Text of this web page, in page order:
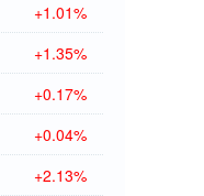
+1.01%
+1.35%
+0.17%
+0.04%
+2.13%